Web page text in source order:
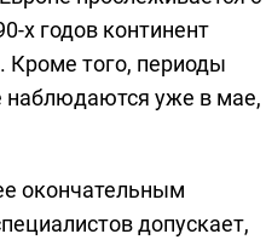
х годов континент
Кроме того, периоды
наблюдаются уже в мае,
окончательным
допускает,